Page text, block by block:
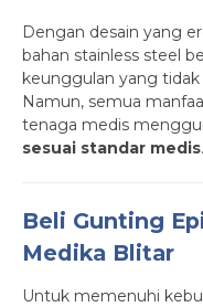
Dengan desain yang
bahan stainless steel
keunggulan yang
Namun, semua
tenaga medis
sesuai standar medis.
Beli Gunting
Medika Blitar
Untuk memenuhi